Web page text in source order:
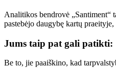
Analitikos bendrovė „Santiment“
pastebėjo daugybę kartų
Jums taip pat gali patikti:
Be to, jie paaiškino, kad